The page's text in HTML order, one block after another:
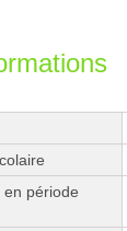
en période